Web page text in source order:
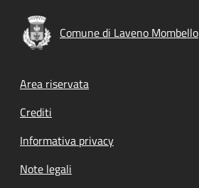
Comune di Laveno Mombello
Footer menu
Area riservata
Crediti
Informativa privacy
Note legali